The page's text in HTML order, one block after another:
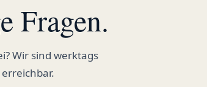
Fragen.
Wir sind werktags